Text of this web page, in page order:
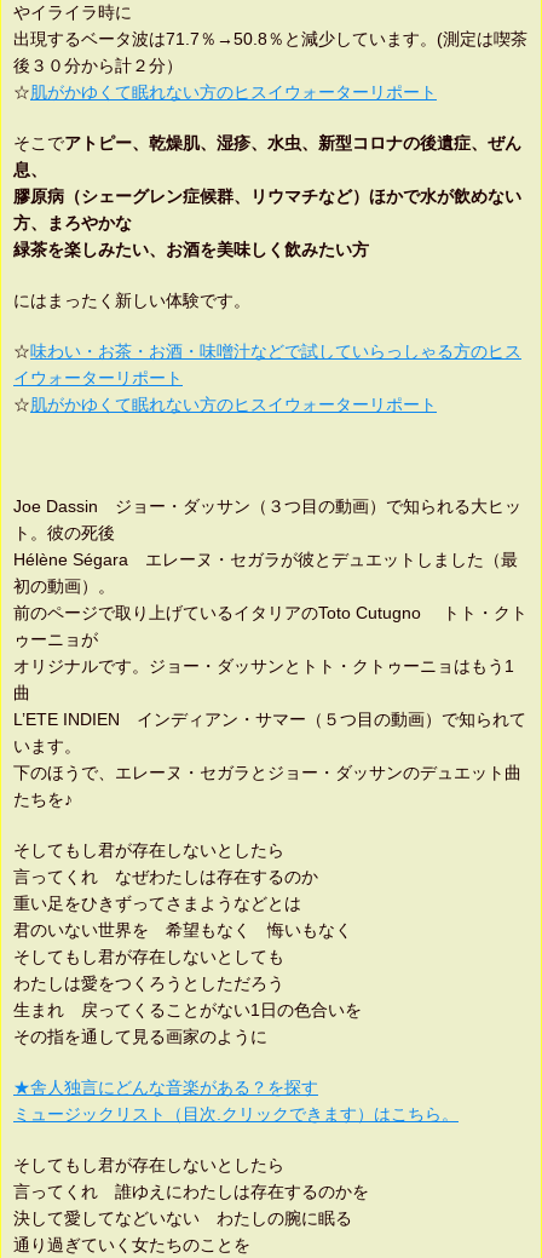
やイライラ時に
出現するベータ波は71.7％→50.8％と減少しています。(測定は喫茶
後３０分から計２分）
☆肌がかゆくて眠れない方のヒスイウォーターリポート
そこでアトピー、乾燥肌、湿疹、水虫、新型コロナの後遺症、ぜん
息、
膠原病（シェーグレン症候群、リウマチなど）ほかで水が飲めない
方、まろやかな
緑茶を楽しみたい、お酒を美味しく飲みたい方
にはまったく新しい体験です。
☆味わい・お茶・お酒・味噌汁などで試していらっしゃる方のヒス
イウォーターリポート
☆肌がかゆくて眠れない方のヒスイウォーターリポート
Joe Dassin ジョー・ダッサン（３つ目の動画）で知られる大ヒッ
ト。彼の死後
Hélène Ségara エレーヌ・セガラが彼とデュエットしました（最
初の動画）。
前のページで取り上げているイタリアのToto Cutugno トト・クト
ゥーニョが
オリジナルです。ジョー・ダッサンとトト・クトゥーニョはもう1
曲
L’ETE INDIEN インディアン・サマー（５つ目の動画）で知られて
います。
下のほうで、エレーヌ・セガラとジョー・ダッサンのデュエット曲
たちを♪
そしてもし君が存在しないとしたら
言ってくれ なぜわたしは存在するのか
重い足をひきずってさまようなどとは
君のいない世界を 希望もなく 悔いもなく
そしてもし君が存在しないとしても
わたしは愛をつくろうとしただろう
生まれ 戻ってくることがない1日の色合いを
その指を通して見る画家のように
★舎人独言にどんな音楽がある？を探す
ミュージックリスト（目次.クリックできます）はこちら。
そしてもし君が存在しないとしたら
言ってくれ 誰ゆえにわたしは存在するのかを
決して愛してなどいない わたしの腕に眠る
通り過ぎていく女たちのことを